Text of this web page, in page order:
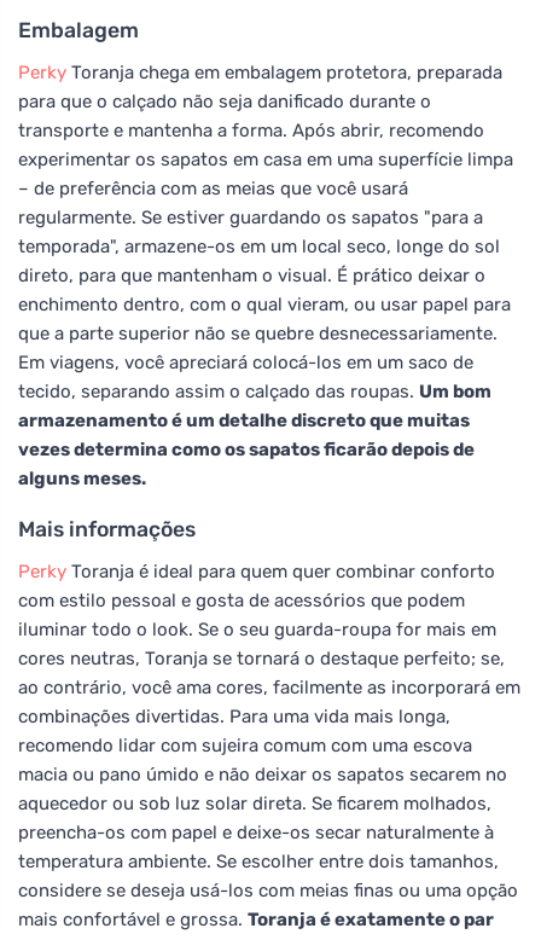
Embalagem
Perky Toranja chega em embalagem protetora, preparada
para que o calçado não seja danificado durante o
transporte e mantenha a forma. Após abrir, recomendo
experimentar os sapatos em casa em uma superfície limpa
– de preferência com as meias que você usará
regularmente. Se estiver guardando os sapatos "para a
temporada", armazene-os em um local seco, longe do sol
direto, para que mantenham o visual. É prático deixar o
enchimento dentro, com o qual vieram, ou usar papel para
que a parte superior não se quebre desnecessariamente.
Em viagens, você apreciará colocá-los em um saco de
tecido, separando assim o calçado das roupas. Um bom
armazenamento é um detalhe discreto que muitas
vezes determina como os sapatos ficarão depois de
alguns meses.
Mais informações
Perky Toranja é ideal para quem quer combinar conforto
com estilo pessoal e gosta de acessórios que podem
iluminar todo o look. Se o seu guarda-roupa for mais em
cores neutras, Toranja se tornará o destaque perfeito; se,
ao contrário, você ama cores, facilmente as incorporará em
combinações divertidas. Para uma vida mais longa,
recomendo lidar com sujeira comum com uma escova
macia ou pano úmido e não deixar os sapatos secarem no
aquecedor ou sob luz solar direta. Se ficarem molhados,
preencha-os com papel e deixe-os secar naturalmente à
temperatura ambiente. Se escolher entre dois tamanhos,
considere se deseja usá-los com meias finas ou uma opção
mais confortável e grossa. Toranja é exatamente o par